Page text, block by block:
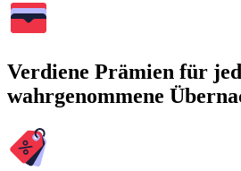
Verdiene Prämien für
wahrgenommene